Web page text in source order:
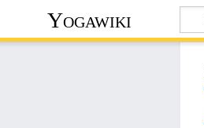
Yogawiki